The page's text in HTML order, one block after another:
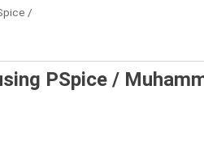
/
PSpice /